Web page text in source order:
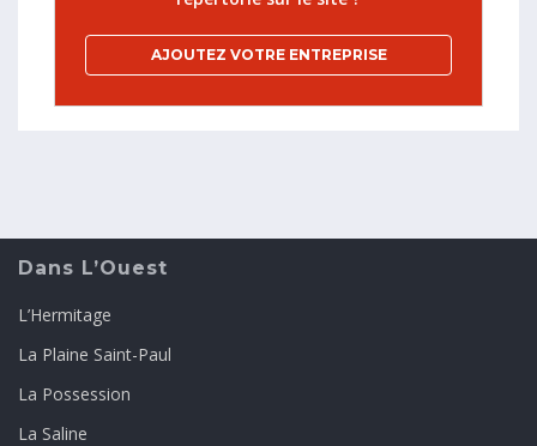
AJOUTEZ VOTRE ENTREPRISE
Dans L’Ouest
L’Hermitage
La Plaine Saint-Paul
La Possession
La Saline